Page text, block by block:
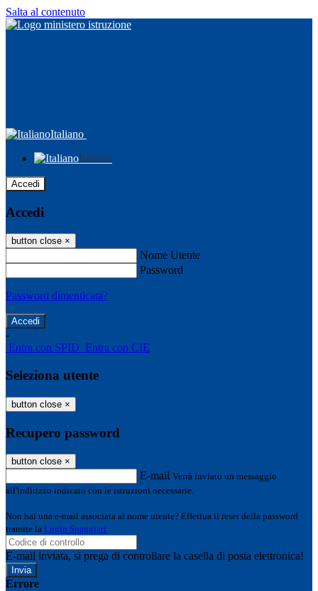
Salta al contenuto
Italiano
Italiano
Accedi
Accedi
button close ×
Nome Utente
Password
Password dimenticata?
-
Entra con SPID Entra con CIE
Seleziona utente
button close ×
Recupero password
button close ×
E-mail Verrà inviato un messaggio
all'indirizzo indicato con le istruzioni necessarie.
Non hai una e-mail associata al nome utente? Effettua il reset della password
tramite la Login Spaggiari
E-mail inviata, si prega di controllare la casella di posta elettronica!
Errore